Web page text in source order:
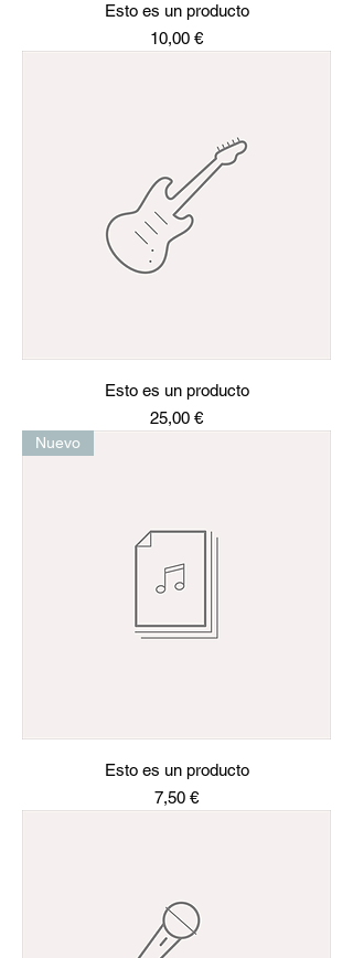
Esto es un producto
Precio
10,00 €
Esto es un producto
Precio
25,00 €
Nuevo
Esto es un producto
Precio
7,50 €